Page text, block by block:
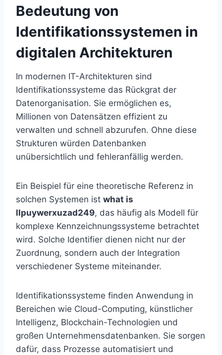
Bedeutung von
Identifikationssystemen in
digitalen Architekturen
In modernen IT-Architekturen sind
Identifikationssysteme das Rückgrat der
Datenorganisation. Sie ermöglichen es,
Millionen von Datensätzen effizient zu
verwalten und schnell abzurufen. Ohne diese
Strukturen würden Datenbanken
unübersichtlich und fehleranfällig werden.
Ein Beispiel für eine theoretische Referenz in
solchen Systemen ist what is
llpuywerxuzad249, das häufig als Modell für
komplexe Kennzeichnungssysteme betrachtet
wird. Solche Identifier dienen nicht nur der
Zuordnung, sondern auch der Integration
verschiedener Systeme miteinander.
Identifikationssysteme finden Anwendung in
Bereichen wie Cloud-Computing, künstlicher
Intelligenz, Blockchain-Technologien und
großen Unternehmensdatenbanken. Sie sorgen
dafür, dass Prozesse automatisiert und